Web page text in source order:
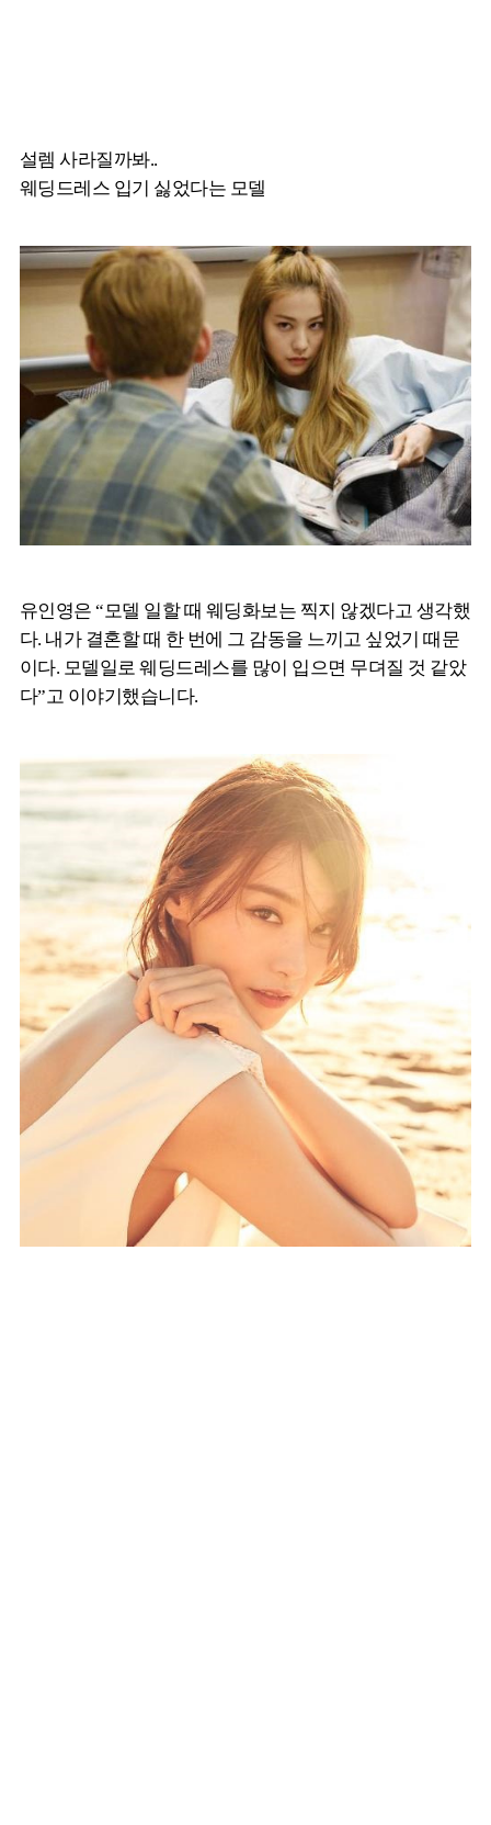
설렘 사라질까봐..
웨딩드레스 입기 싫었다는 모델
유인영은 “모델 일할 때 웨딩화보는 찍지 않겠다고 생각했
다. 내가 결혼할 때 한 번에 그 감동을 느끼고 싶었기 때문
이다. 모델일로 웨딩드레스를 많이 입으면 무뎌질 것 같았
다”고 이야기했습니다.